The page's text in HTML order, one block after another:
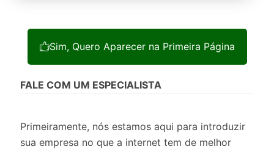
Sim, Quero Aparecer na Primeira Página
FALE COM UM ESPECIALISTA
Primeiramente, nós estamos aqui para introduzir
sua empresa no que a internet tem de melhor